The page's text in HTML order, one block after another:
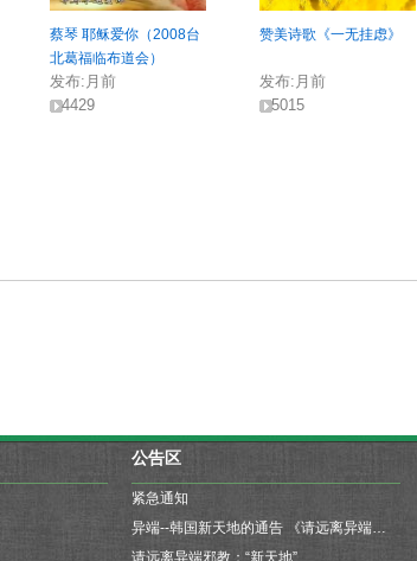
蔡琴 耶稣爱你（2008台
北葛福临布道会）
发布: 月前
4429
赞美诗歌《一无挂虑》
发布: 月前
5015
公告区
紧急通知
异端--韩国新天地的通告 《请远离异端邪教“新天地”》
请远离异端邪教：“新天地”